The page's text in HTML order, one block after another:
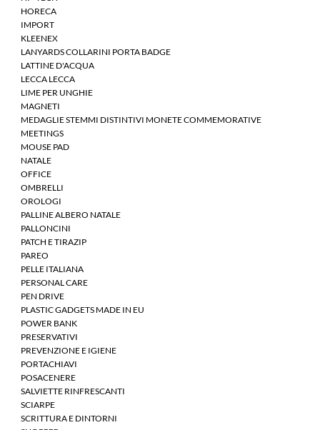
HORECA
IMPORT
KLEENEX
LANYARDS COLLARINI PORTA BADGE
LATTINE D'ACQUA
LECCA LECCA
LIME PER UNGHIE
MAGNETI
MEDAGLIE STEMMI DISTINTIVI MONETE COMMEMORATIVE
MEETINGS
MOUSE PAD
NATALE
OFFICE
OMBRELLI
OROLOGI
PALLINE ALBERO NATALE
PALLONCINI
PATCH E TIRAZIP
PAREO
PELLE ITALIANA
PERSONAL CARE
PEN DRIVE
PLASTIC GADGETS MADE IN EU
POWER BANK
PRESERVATIVI
PREVENZIONE E IGIENE
PORTACHIAVI
POSACENERE
SALVIETTE RINFRESCANTI
SCIARPE
SCRITTURA E DINTORNI